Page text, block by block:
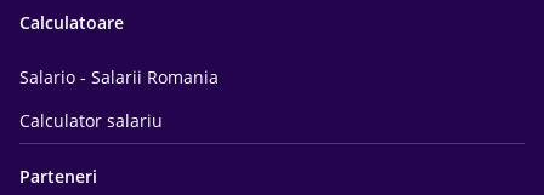
Calculatoare
Salario - Salarii Romania
Calculator salariu
Parteneri